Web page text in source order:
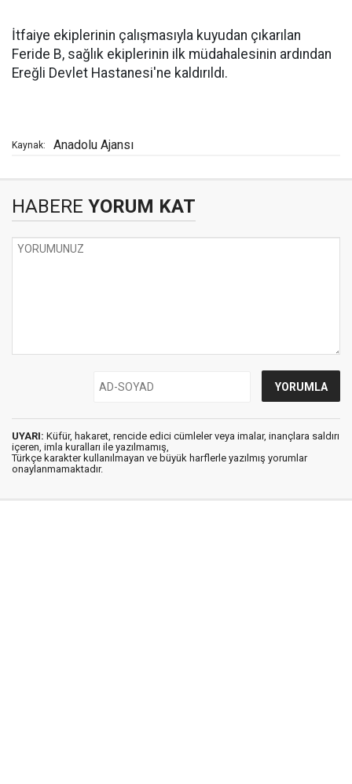
İtfaiye ekiplerinin çalışmasıyla kuyudan çıkarılan
Feride B, sağlık ekiplerinin ilk müdahalesinin ardından
Ereğli Devlet Hastanesi'ne kaldırıldı.
Kaynak: Anadolu Ajansı
HABERE YORUM KAT
UYARI: Küfür, hakaret, rencide edici cümleler veya imalar, inançlara saldırı
içeren, imla kuralları ile yazılmamış,
Türkçe karakter kullanılmayan ve büyük harflerle yazılmış yorumlar
onaylanmamaktadır.